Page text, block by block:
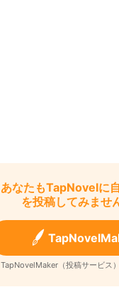
あなたもTapNovelに
を投稿してみませ
TapNovelMaker（投稿サービス